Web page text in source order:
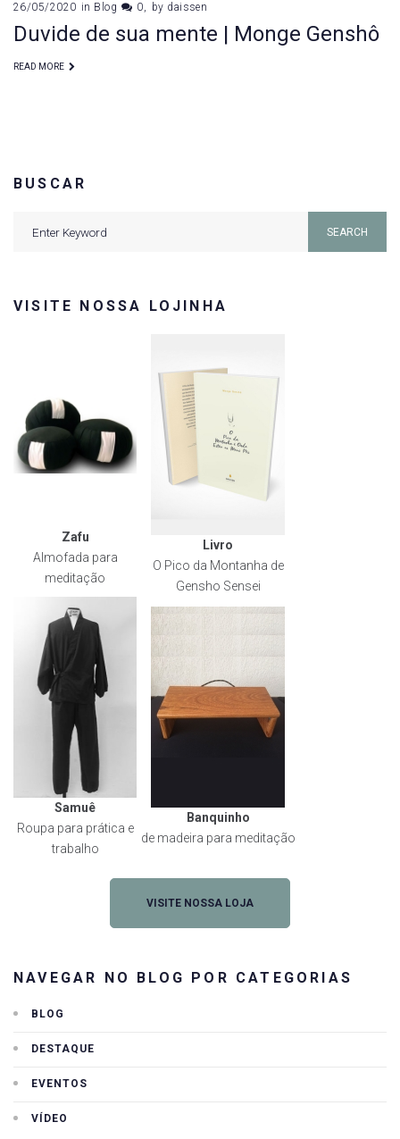
26/05/2020 in Blog 0 by daissen
Duvide de sua mente | Monge Genshô
READ MORE
BUSCAR
SEARCH
VISITE NOSSA LOJINHA
Zafu
Almofada para
meditação
Livro
O Pico da Montanha de
Gensho Sensei
Samuê
Roupa para prática e
trabalho
Banquinho
de madeira para meditação
VISITE NOSSA LOJA
NAVEGAR NO BLOG POR CATEGORIAS
BLOG
DESTAQUE
EVENTOS
VÍDEO